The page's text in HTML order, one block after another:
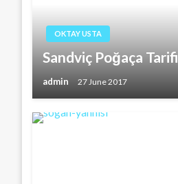
OKTAY USTA
Sandviç Poğaça Tarifi
admin 27 June 2017